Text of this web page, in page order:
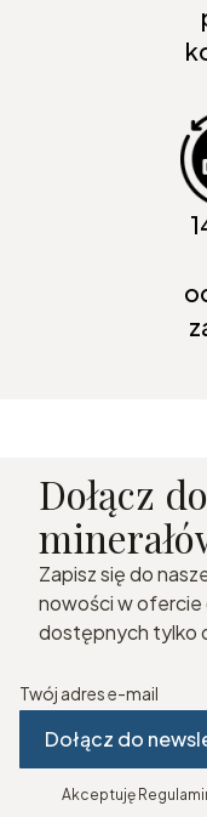
Dołącz
Zapisz się do
nowości w ofercie
dostępnych tylko
Twój adres e-mail
Dołącz do
Akceptuję